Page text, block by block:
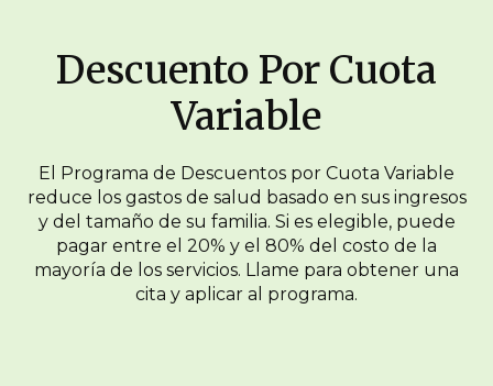
Descuento Por Cuota
Variable
El Programa de Descuentos por Cuota Variable
reduce los gastos de salud basado en sus ingresos
y del tamaño de su familia. Si es elegible, puede
pagar entre el 20% y el 80% del costo de la
mayoría de los servicios. Llame para obtener una
cita y aplicar al programa.